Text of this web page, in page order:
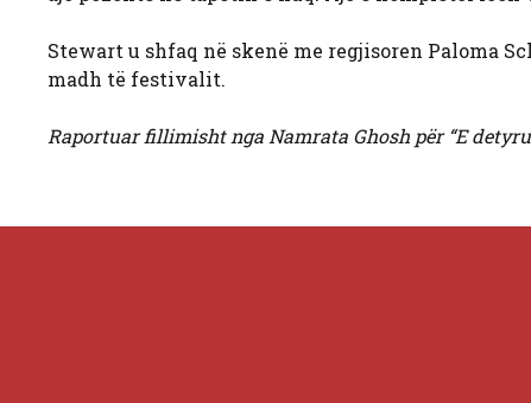
Stewart u shfaq në skenë me regjisoren Paloma
madh të festivalit.
Raportuar fillimisht nga Namrata Ghosh për “E